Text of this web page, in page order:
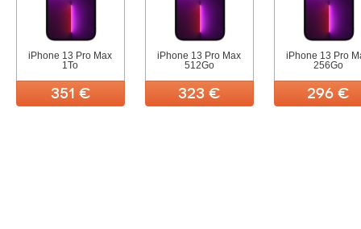
iPhone 13 Pro Max
1To
351 €
iPhone 13 Pro Max
512Go
323 €
iPhone 13 Pro
256Go
296 €